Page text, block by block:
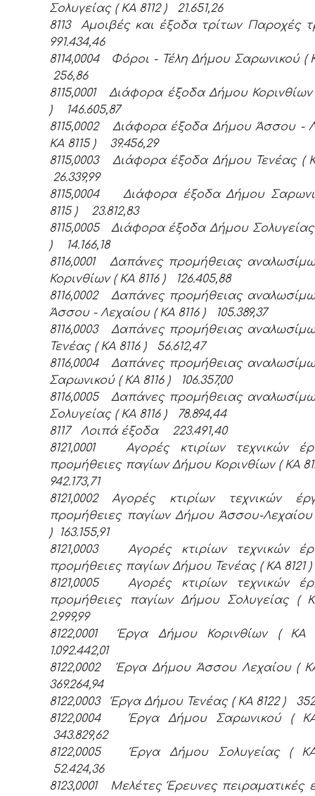
Σολυγείας ( ΚΑ 8112 ) 21.651,26
8113 Αμοιβές και έξοδα τρίτων
991.434,46
8114,0004 Φόροι - Τέλη Δήμου Σαρωνικού (
256,86
8115,0001 Διάφορα έξοδα Δήμου Κορινθίων
) 146.605,87
8115,0002 Διάφορα έξοδα Δήμου Άσσου -
ΚΑ 8115 ) 39.456,29
8115,0003 Διάφορα έξοδα Δήμου Τενέας (
26.339,99
8115,0004 Διάφορα έξοδα Δήμου
8115 ) 23.812,83
8115,0005 Διάφορα έξοδα Δήμου Σολυγείας
) 14.166,18
8116,0001 Δαπάνες προμήθειας
Κορινθίων ( ΚΑ 8116 ) 126.405,88
8116,0002 Δαπάνες προμήθειας
Άσσου - Λεχαίου ( ΚΑ 8116 ) 105.389,37
8116,0003 Δαπάνες προμήθειας
Τενέας ( ΚΑ 8116 ) 56.612,47
8116,0004 Δαπάνες προμήθειας
Σαρωνικού ( ΚΑ 8116 ) 106.357,00
8116,0005 Δαπάνες προμήθειας
Σολυγείας ( ΚΑ 8116 ) 78.894,44
8117 Λοιπά έξοδα 223.491,40
8121,0001 Αγορές κτιρίων τεχνικών
προμήθειες παγίων Δήμου Κορινθίων ( ΚΑ
942.173,71
8121,0002 Αγορές κτιρίων τεχνικών
προμήθειες παγίων Δήμου Άσσου-Λεχαίου
) 163.155,91
8121,0003 Αγορές κτιρίων τεχνικών
προμήθειες παγίων Δήμου Τενέας ( ΚΑ 8121 )
8121,0005 Αγορές κτιρίων τεχνικών
προμήθειες παγίων Δήμου Σολυγείας (
2.999,99
8122,0001 Έργα Δήμου Κορινθίων (
1.092.442,01
8122,0002 Έργα Δήμου Άσσου Λεχαίου (
369.264,94
8122,0003 Έργα Δήμου Τενέας ( ΚΑ 8122 )
8122,0004 Έργα Δήμου Σαρωνικού (
343.829,62
8122,0005 Έργα Δήμου Σολυγείας (
52.424,36
8123,0001 Μελέτες Έρευνες πειραματικές